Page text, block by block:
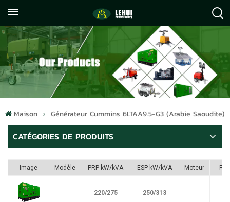
059122071372
info@lehuipowerfactory.com
Maison Générateur Cummins 6LTAA9.5-G3 (Arabie Saoudite)
CATÉGORIES DE PRODUITS
Image Modèle PRP kW/kVA ESP kW/kVA Moteur
220/275 250/313